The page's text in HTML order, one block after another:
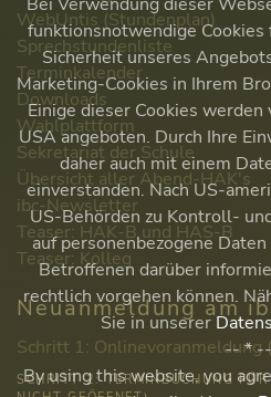
WebUntis (Stundenplan)
Sprechstundenliste
Terminkalender
Downloads
Wahlplattform
Sekretariat der Schule
Übersicht aller Abend-HAK's
ibc-Newsletter
Teaser: HAK-B und HAS-B
Teaser: Kolleg
Neuanmeldung am
Schritt 1: Onlinevoranmeldung
SCHRITT 2: TERMINBUCHUNG
funktionsnotwendige
Sicherheit unseres
Marketing-Cookies in Ihrem
Einige dieser Cookies
USA angeboten. Durch Ihre
daher auch mit einem
einverstanden. Nach US-
US-Behörden zu Kontroll-
auf personenbezogene
Betroffenen darüber
rechtlich vorgehen können.
Sie in unserer
-- * --
By using this website, you